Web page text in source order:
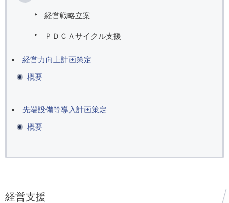
経営戦略立案
ＰＤＣＡサイクル支援
経営力向上計画策定
概要
先端設備等導入計画策定
概要
経営支援